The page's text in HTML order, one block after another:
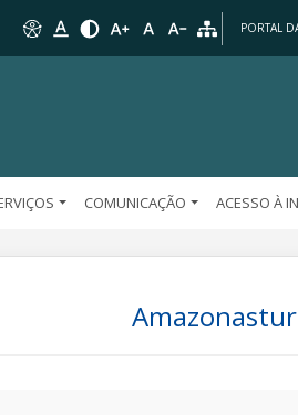
PORTAL
COMUNICAÇÃO ACESSO À
Amazonastur